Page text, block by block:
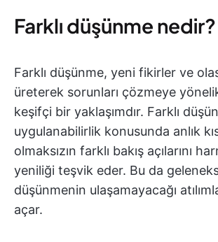
Farklı düşünme nedir?
Farklı düşünme, yeni fikirler ve
üreterek sorunları çözmeye
keşifçi bir yaklaşımdır. Farklı
uygulanabilirlik konusunda anlık
olmaksızın farklı bakış açılarını
yeniliği teşvik eder. Bu da
düşünmenin ulaşamayacağı
açar.